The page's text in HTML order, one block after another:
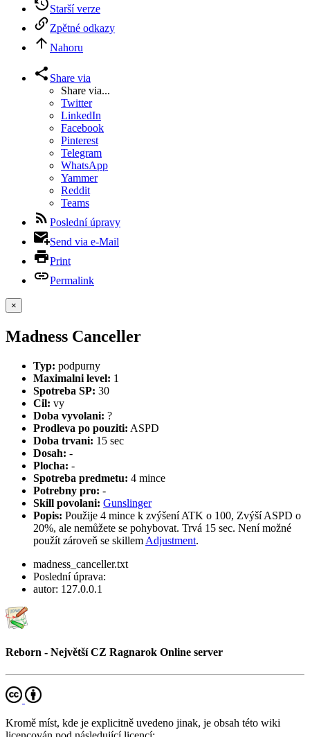
Starší verze
Zpětné odkazy
Nahoru
Share via
Share via...
Twitter
LinkedIn
Facebook
Pinterest
Telegram
WhatsApp
Yammer
Reddit
Teams
Poslední úpravy
Send via e-Mail
Print
Permalink
×
Madness Canceller
Typ: podpurny
Maximalni level: 1
Spotreba SP: 30
Cil: vy
Doba vyvolani: ?
Prodleva po pouziti: ASPD
Doba trvani: 15 sec
Dosah: -
Plocha: -
Spotreba predmetu: 4 mince
Potrebny pro: -
Skill povolani: Gunslinger
Popis: Použije 4 mince k zvýšení ATK o 100, Zvýší ASPD o
20%, ale nemůžete se pohybovat. Trvá 15 sec. Není možné
použít zároveň se skillem Adjustment.
madness_canceller.txt
Poslední úprava:
autor: 127.0.0.1
Reborn - Největší CZ Ragnarok Online server
Kromě míst, kde je explicitně uvedeno jinak, je obsah této wiki